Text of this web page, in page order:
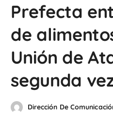
Prefecta
de
Unión de
segunda
Dirección De